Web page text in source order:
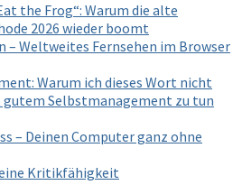
the Frog“: Warum die alte
2026 wieder boomt
– Weltweites Fernsehen im Browser
Warum ich dieses Wort nicht
gutem Selbstmanagement zu tun
– Deinen Computer ganz ohne
Kritikfähigkeit